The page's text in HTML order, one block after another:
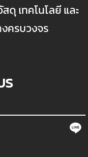
ดุ เทคโนโลยี และ
ครบวงจร